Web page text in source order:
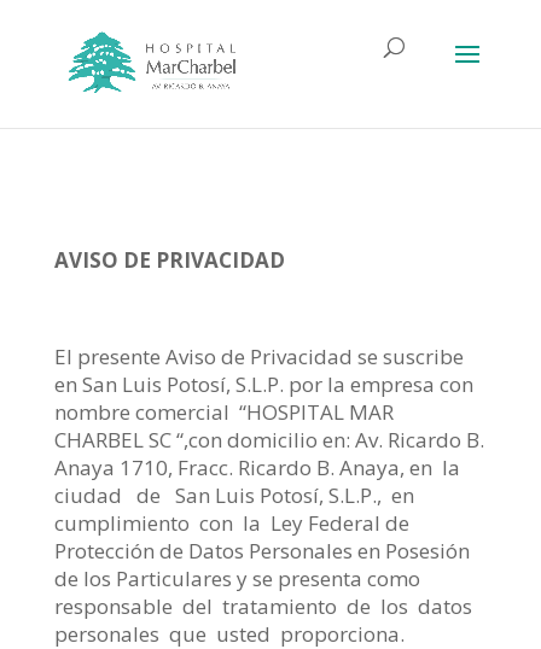
AVISO DE PRIVACIDAD
El presente Aviso de Privacidad se suscribe
en San Luis Potosí, S.L.P. por la empresa con
nombre comercial “HOSPITAL MAR
CHARBEL SC “,con domicilio en: Av. Ricardo B.
Anaya 1710, Fracc. Ricardo B. Anaya, en la
ciudad de San Luis Potosí, S.L.P., en
cumplimiento con la Ley Federal de
Protección de Datos Personales en Posesión
de los Particulares y se presenta como
responsable del tratamiento de los datos
personales que usted proporciona.